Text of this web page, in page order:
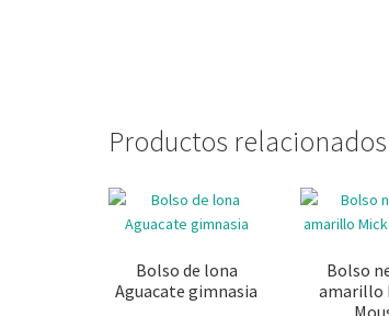
Productos relacionados
Bolso de lona
Aguacate gimnasia
Bolso
amarillo